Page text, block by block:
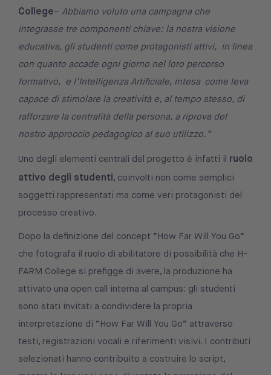
College– Abbiamo voluto una campagna che
integrasse tre componenti chiave: la nostra visione
educativa, gli studenti come protagonisti attivi, in linea
con quanto accade ogni giorno nel loro percorso
formativo, e l’Intelligenza Artificiale, intesa come leva
capace di stimolare la creatività e, al tempo stesso, di
rafforzare la centralità della persona, a riprova del
nostro approccio pedagogico al suo utilizzo.”
Uno degli elementi centrali del progetto è infatti il ruolo
attivo degli studenti, coinvolti non come semplici
soggetti rappresentati ma come veri protagonisti del
processo creativo.
Dopo la definizione del concept “How Far Will You Go”
che fotografa il ruolo di abilitatore di possibilità che H-
FARM College si prefigge di avere, la produzione ha
attivato una open call interna al campus: gli studenti
sono stati invitati a condividere la propria
interpretazione di “How Far Will You Go” attraverso
testi, registrazioni vocali e riferimenti visivi. I contributi
selezionati hanno contribuito a costruire lo script,